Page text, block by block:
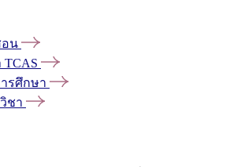
อน
TCAS
รศึกษา
ชา